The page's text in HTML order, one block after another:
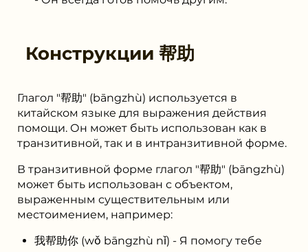
Конструкции 帮助
Глагол "帮助" (bāngzhù) используется в
китайском языке для выражения действия
помощи. Он может быть использован как в
транзитивной, так и в интранзитивной форме.
В транзитивной форме глагол "帮助" (bāngzhù)
может быть использован с объектом,
выраженным существительным или
местоимением, например:
我帮助你 (wǒ bāngzhù nǐ) - Я помогу тебе